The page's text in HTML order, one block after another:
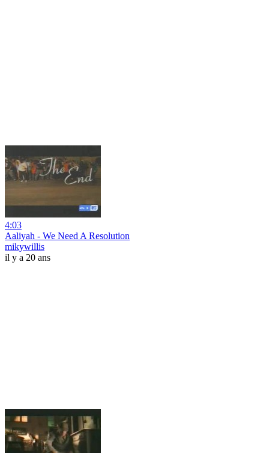
4:03
Aaliyah - We Need A Resolution
mikywillis
il y a 20 ans